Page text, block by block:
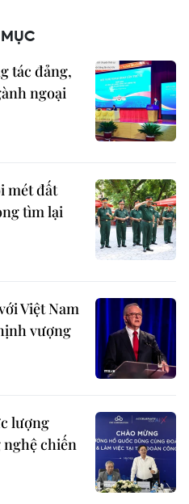
tác đảng,
ngoại
mét đất
tìm lại
Việt Nam
vượng
lượng
chiến